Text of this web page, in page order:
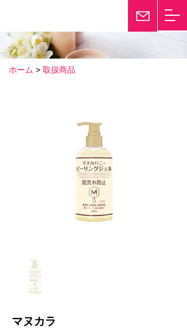
ホーム > 取扱商品
マヌカラ